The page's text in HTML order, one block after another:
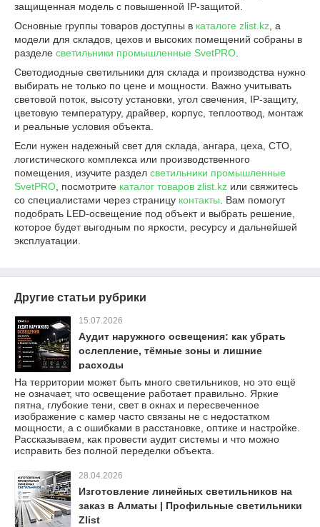
защищенная модель с повышенной IP-защитой.
Основные группы товаров доступны в каталоге zlist.kz , а
модели для складов, цехов и высоких помещений собраны в
разделе светильники промышленные SvetPRO
Светодиодные светильники для склада и производства нужно
выбирать не только по цене и мощности. Важно учитывать
световой поток, высоту установки, угол свечения, IP-защиту,
цветовую температуру, драйвер, корпус, теплоотвод, монтаж
и реальные условия объекта.
Если нужен надежный свет для склада, ангара, цеха, СТО,
логистического комплекса или производственного
помещения, изучите раздел светильники промышленные
SvetPRO , посмотрите каталог товаров zlist.kz или свяжитесь
со специалистами через страницу контакты . Вам помогут
подобрать LED-освещение под объект и выбрать решение,
которое будет выгодным по яркости, ресурсу и дальнейшей
эксплуатации.
Другие статьи рубрики
15.07.2026
Аудит наружного освещения: как убрать
ослепление, тёмные зоны и лишние
расходы
На территории может быть много светильников, но это ещё
не означает, что освещение работает правильно. Яркие
пятна, глубокие тени, свет в окнах и пересвеченное
изображение с камер часто связаны не с недостатком
мощности, а с ошибками в расстановке, оптике и настройке.
Рассказываем, как провести аудит системы и что можно
исправить без полной переделки объекта.
28.04.2026
Изготовление линейных светильников на
заказ в Алматы | Профильные светильники
Zlist